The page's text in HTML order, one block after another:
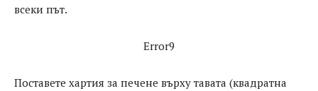
всеки път.
Error9
Поставете хартия за печене върху тавата (квадратна